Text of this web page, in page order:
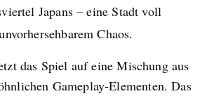
Japans – eine Stadt voll
Chaos.
das Spiel auf eine Mischung aus
Gameplay-Elementen. Das